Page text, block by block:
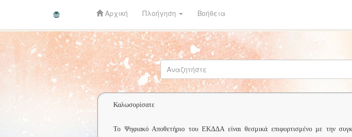
Skip
navigation
Αρχική Πλοήγηση Βοήθεια
Καλωσορίσατε
Το Ψηφιακό Αποθετήριο του ΕΚΔΔΑ είναι θεσμικά επιφορτισμένο με την